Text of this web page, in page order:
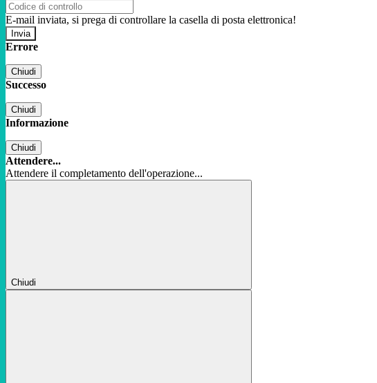
E-mail inviata, si prega di controllare la casella di posta elettronica!
Errore
Chiudi
Successo
Chiudi
Informazione
Chiudi
Attendere...
Attendere il completamento dell'operazione...
Chiudi